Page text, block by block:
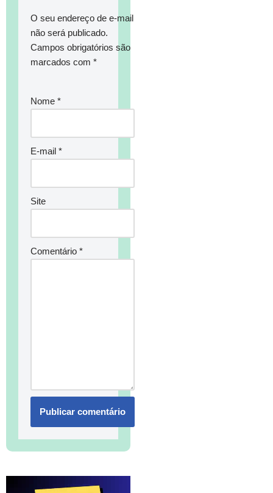
O seu endereço de e-mail
não será publicado.
Campos obrigatórios são
marcados com *
Nome *
E-mail *
Site
Comentário *